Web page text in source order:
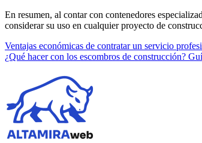
En resumen, al contar con contenedores
considerar su uso en cualquier proyecto de
Navegación
de
entradas
Ventajas económicas de contratar un servicio
¿Qué hacer con los escombros de construcción?